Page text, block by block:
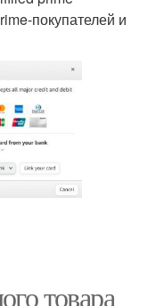
покупателей и
товара